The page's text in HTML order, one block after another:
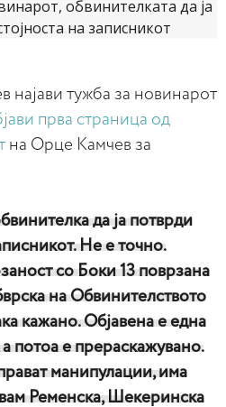
најави тужба за новинарот
прва страница од
на Орце Камчев за
да ја потврди
Не е точно.
со Боки 13 поврзана
на Обвинителството
кажано. Објавена е една
потоа е прераскажувано.
манипулации, има
Ременска, Шекеринска